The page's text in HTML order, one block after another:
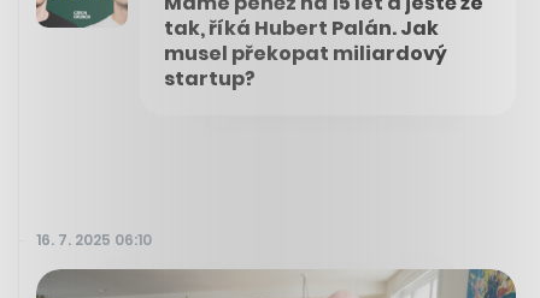
tak, říká Hubert Palán. Jak
musel překopat miliardový
startup?
16. 7. 2025 06:10